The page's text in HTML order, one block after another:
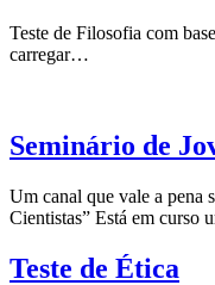
Teste de Filosofia com
carregar…
Seminário de
Um canal que vale a pena
Cientistas” Está em curso
Teste de Ética